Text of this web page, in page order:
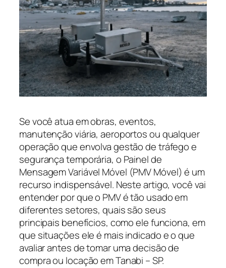
Se você atua em obras, eventos,
manutenção viária, aeroportos ou qualquer
operação que envolva gestão de tráfego e
segurança temporária, o Painel de
Mensagem Variável Móvel (PMV Móvel) é um
recurso indispensável. Neste artigo, você vai
entender por que o PMV é tão usado em
diferentes setores, quais são seus
principais benefícios, como ele funciona, em
que situações ele é mais indicado e o que
avaliar antes de tomar uma decisão de
compra ou locação em Tanabi – SP.